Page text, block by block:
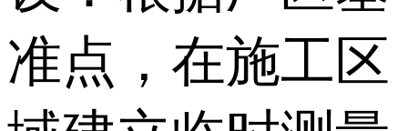
准点，在施工区